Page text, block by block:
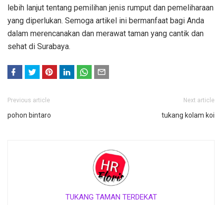
lebih lanjut tentang pemilihan jenis rumput dan pemeliharaan
yang diperlukan. Semoga artikel ini bermanfaat bagi Anda
dalam merencanakan dan merawat taman yang cantik dan
sehat di Surabaya.
ace
boo
witt
er
Previous article
pohon bintaro
Next article
tukang kolam koi
TUKANG TAMAN TERDEKAT